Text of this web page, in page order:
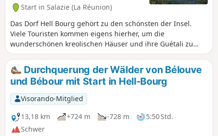
Start in Salazie (La Réunion)
Das Dorf Hell Bourg gehört zu den schönsten der Insel.
Viele Touristen kommen eigens hierher, um die
wunderschönen kreolischen Häuser und ihre Guétali zu
besichtigen. Das Dorf beherbergt zahlreiche Museen und
bietet vielfältige Unterkunftsmöglichkeiten. Diese
Rundwanderung führt an den wichtigsten
Sehenswürdigkeiten des Dorfes vorbei, ist
familienfreundlich und die einzige Schwierigkeit besteht in
der Hin- und Rückwanderung zu den Trois Cascades: Der
Aufstieg ist sportlich, aber kurz und die Lage bezaubernd.
Durchquerung der Wälder von Bélouve
und Bébour mit Start in Hell-Bourg
Visorando-Mitglied
13,18 km
+724 m -728 m
5:50 Std.
Schwer